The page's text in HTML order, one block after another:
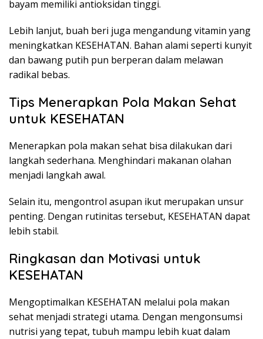
bayam memiliki antioksidan tinggi.
Lebih lanjut, buah beri juga mengandung vitamin yang
meningkatkan KESEHATAN. Bahan alami seperti kunyit
dan bawang putih pun berperan dalam melawan
radikal bebas.
Tips Menerapkan Pola Makan Sehat
untuk KESEHATAN
Menerapkan pola makan sehat bisa dilakukan dari
langkah sederhana. Menghindari makanan olahan
menjadi langkah awal.
Selain itu, mengontrol asupan ikut merupakan unsur
penting. Dengan rutinitas tersebut, KESEHATAN dapat
lebih stabil.
Ringkasan dan Motivasi untuk
KESEHATAN
Mengoptimalkan KESEHATAN melalui pola makan
sehat menjadi strategi utama. Dengan mengonsumsi
nutrisi yang tepat, tubuh mampu lebih kuat dalam